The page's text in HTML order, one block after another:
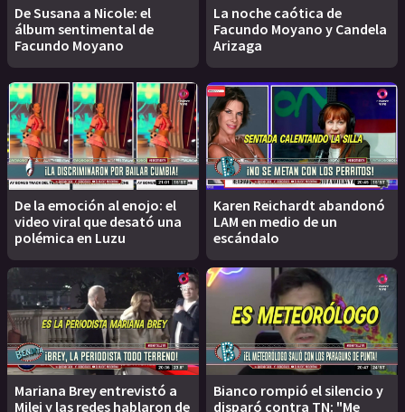
De Susana a Nicole: el
álbum sentimental de
Facundo Moyano
La noche caótica de
Facundo Moyano y Candela
Arizaga
De la emoción al enojo: el
video viral que desató una
polémica en Luzu
Karen Reichardt abandonó
LAM en medio de un
escándalo
Mariana Brey entrevistó a
Milei y las redes hablaron de
Bianco rompió el silencio y
disparó contra TN: "Me